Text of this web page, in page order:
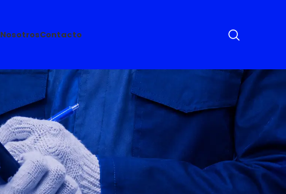
NosotrosContacto